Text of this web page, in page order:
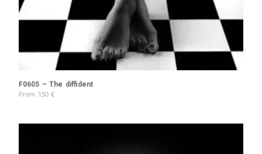
F0605 – The diffident
From 150 €